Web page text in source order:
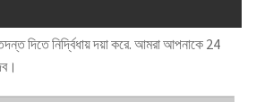
দিতে নির্দ্বিধায় দয়া করে. আমরা আপনাকে 24